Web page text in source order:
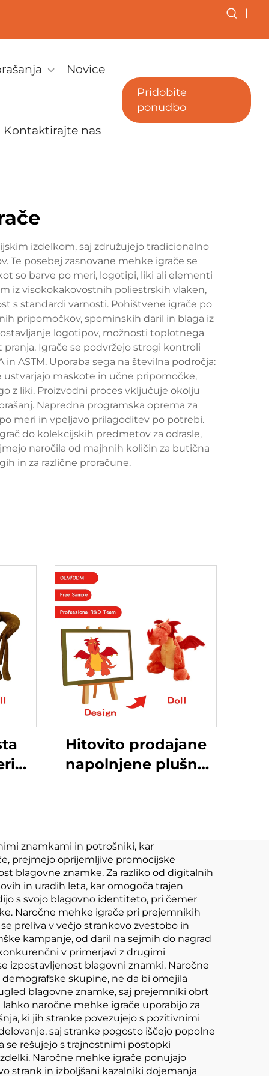
|
Novice
Kontaktirajte nas
Pridobite
ponudbo
izdelkom, saj združujejo tradicionalno
posebej zasnovane mehke igrače se
so barve po meri, logotipi, liki ali elementi
iz visokokakovostnih poliestrskih vlaken,
s standardi varnosti. Pohištvene igrače po
pripomočkov, spominskih daril in blaga iz
logotipov, možnosti toplotnega
Igrače se podvržejo strogi kontroli
ASTM. Uporaba sega na številna področja:
maskote in učne pripomočke,
z liki. Proizvodni proces vključuje okolju
Napredna programska oprema za
meri in vpeljavo prilagoditev po potrebi.
do kolekcijskih predmetov za odrasle,
naročila od majhnih količin za butična
in za različne proračune.
Hitovito prodajane
napolnjene plušne
logotip Plušna
mehka plušna
igranka Po meri
znamkami in potrošniki, kar
prejmejo oprijemljive promocijske
blagovne znamke. Za razliko od digitalnih
in uradih leta, kar omogoča trajen
s svojo blagovno identiteto, pri čemer
Naročne mehke igrače pri prejemnikih
preliva v večjo strankovo zvestobo in
kampanje, od daril na sejmih do nagrad
v primerjavi z drugimi
izpostavljenost blagovni znamki. Naročne
skupine, ne da bi omejila
blagovne znamke, saj prejemniki obrt
naročne mehke igrače uporabijo za
ki jih stranke povezujejo s pozitivnimi
saj stranke pogosto iščejo popolne
se rešujejo s trajnostnimi postopki
Naročne mehke igrače ponujajo
strank in izboljšani kazalniki dojemanja